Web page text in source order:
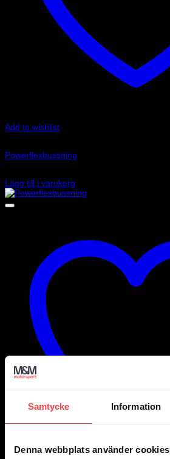
Samtycke Information
Denna webbplats använder cookies
Add to wishlist
Powerflexbussning
Lägg till i varukorg